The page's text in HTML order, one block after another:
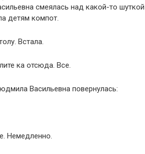
смеялась над какой-то шуткой
детям компот.
Встала.
ка отсюда. Все.
Васильевна повернулась:
Немедленно.